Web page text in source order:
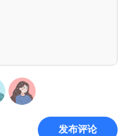
发布评论